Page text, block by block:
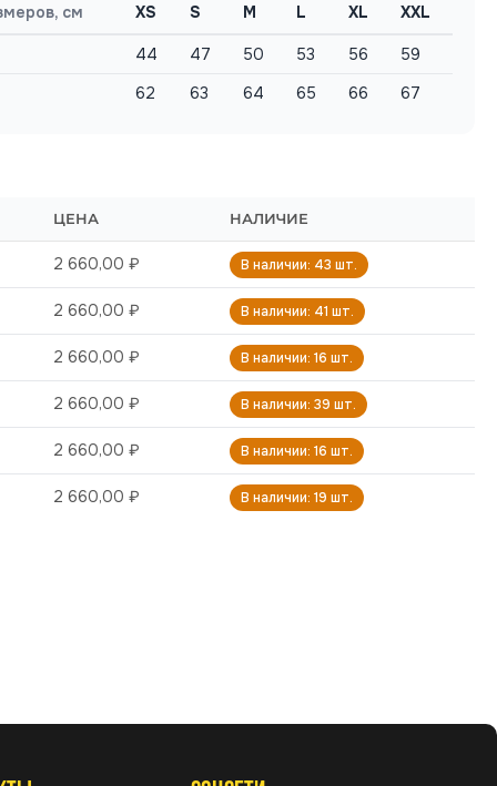
см XS S M L XL XXL
44 47 50 53 56
59
62
63 64 65 66 67
ЦЕНА НАЛИЧИЕ
2 660,00 ₽ В наличии: 43 шт.
2 660,00 ₽ В наличии: 41 шт.
2 660,00 ₽ В наличии: 16 шт.
2 660,00 ₽ В наличии: 39 шт.
2 660,00 ₽ В наличии: 16 шт.
2 660,00 ₽ В наличии: 19 шт.